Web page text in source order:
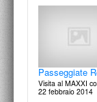
Passeggiate
Visita al MAXXI
22 febbraio 2014